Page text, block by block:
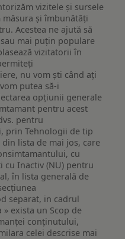
vizitele și sursele
și îmbunătăți
Acestea ne ajută să
mai puțin populare
vizitatorii în
nu vom ști când ați
putea să-i
opțiunii generale
pentru acest
pentru
prin Tehnologii de tip
lista de mai jos, care
cu
cu Inactiv (NU) pentru
în lista generală de
separat, in cadrul
» exista un Scop de
conținutului,
celei descrise mai